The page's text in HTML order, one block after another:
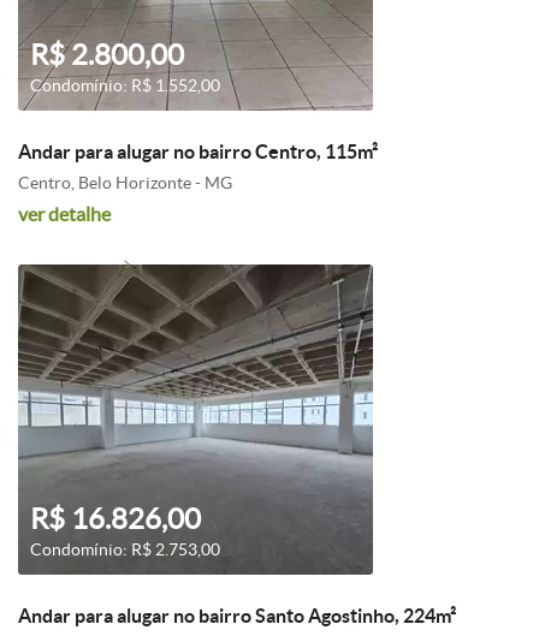
R$ 2.800,00
Condomínio: R$ 1.552,00
Andar para alugar no bairro Centro, 115m²
Centro, Belo Horizonte - MG
ver detalhe
R$ 16.826,00
Condomínio: R$ 2.753,00
Andar para alugar no bairro Santo Agostinho, 224m²